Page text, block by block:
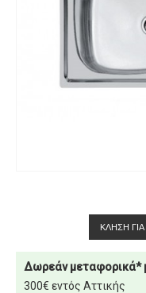
ΚΛΉΣΗ
Δωρεάν μεταφορικά*
300€ εντός Αττικής